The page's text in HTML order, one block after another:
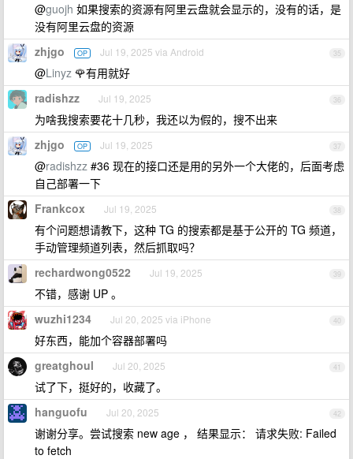
@guojh 如果搜索的资源有阿里云盘就会显示的，没有的话，是
没有阿里云盘的资源
35
zhjgo OP Jul 19, 2025 via Android
@Linyz 🌹有用就好
36
radishzz Jul 19, 2025
为啥我搜索要花十几秒，我还以为假的，搜不出来
37
zhjgo OP Jul 19, 2025
@radishzz #36 现在的接口还是用的另外一个大佬的，后面考虑
自己部署一下
38
Frankcox Jul 19, 2025
有个问题想请教下，这种 TG 的搜索都是基于公开的 TG 频道，
手动管理频道列表，然后抓取吗？
39
rechardwong0522 Jul 19, 2025
不错，感谢 UP 。
40
wuzhi1234 Jul 20, 2025 via iPhone
好东西，能加个容器部署吗
41
greatghoul Jul 20, 2025
试了下，挺好的，收藏了。
42
hanguofu Jul 20, 2025
谢谢分享。尝试搜索 new age ， 结果显示： 请求失败: Failed
to fetch